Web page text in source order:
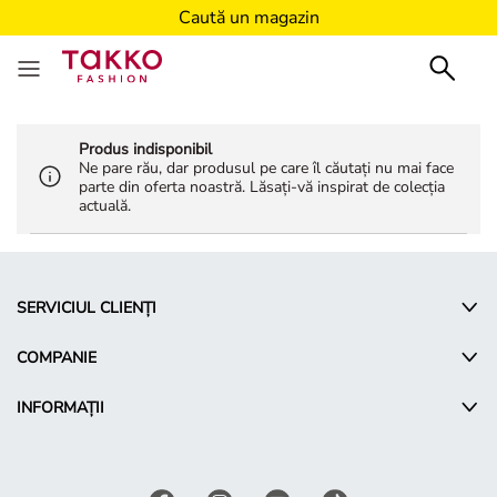
Caută un magazin
Produs indisponibil
Ne pare rău, dar produsul pe care îl căutați nu mai face
parte din oferta noastră. Lăsați-vă inspirat de colecția
actuală.
SERVICIUL CLIENȚI
COMPANIE
INFORMAȚII